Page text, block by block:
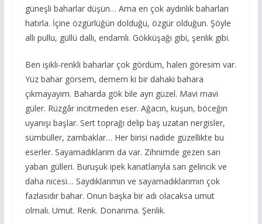
güneşli baharlar düşün… Ama en çok aydınlık baharları
hatırla. İçine özgürlüğün dolduğu, özgür olduğun. Şöyle
allı pullu, güllü dallı, endamlı. Gökküşağı gibi, şenlik gibi.
Ben ışıklı-renkli baharlar çok gördüm, halen göresim var.
Yüz bahar görsem, demem ki bir dahaki bahara
çıkmayayım. Baharda gök bile ayrı güzel. Mavi mavi
güler. Rüzgâr incitmeden eser. Ağacın, kuşun, böceğin
uyanışı başlar. Sert toprağı delip baş uzatan nergisler,
sümbüller, zambaklar… Her birisi nadide güzellikte bu
eserler. Sayamadıklarım da var. Zihnimde gezen sarı
yaban gülleri. Buruşuk ipek kanatlarıyla sarı gelincik ve
daha nicesi… Saydıklarımın ve sayamadıklarımın çok
fazlasıdır bahar. Onun başka bir adı olacaksa umut
olmalı. Umut. Renk. Donanma. Şenlik.